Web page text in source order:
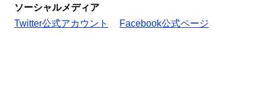
ソーシャルメディア
Twitter公式アカウント
Facebook公式ページ